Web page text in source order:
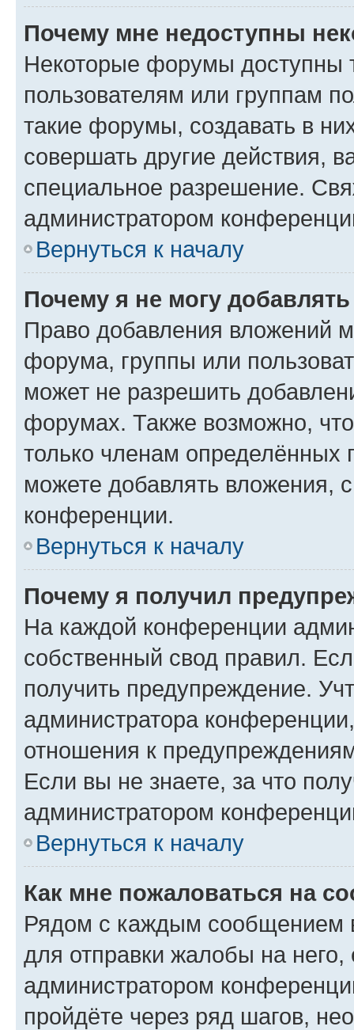
Почему мне недоступны
Некоторые форумы доступны
пользователям или группам
такие форумы, создавать в
совершать другие действия,
специальное разрешение.
администратором
Вернуться к началу
Почему я не могу
Право добавления вложений
форума, группы или
может не разрешить
форумах. Также возможно,
только членам определённых
можете добавлять вложения,
конференции.
Вернуться к началу
Почему я получил
На каждой конференции
собственный свод правил.
получить предупреждение.
администратора
отношения к
Если вы не знаете, за что
администратором
Вернуться к началу
Как мне пожаловаться на
Рядом с каждым сообщением
для отправки жалобы на
администратором
пройдёте через ряд шагов,